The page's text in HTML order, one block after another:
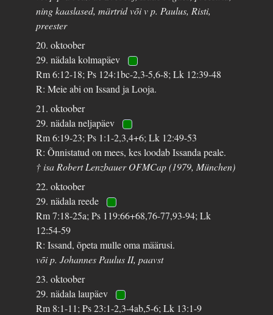
ning kaaslased, märtrid või v p. Paulus, Risti,
preester
20. oktoober
29. nädala kolmapäev
Rm 6:12-18; Ps 124:1bc-2,3-5,6-8; Lk 12:39-48
R: Meie abi on Issand ja Looja.
21. oktoober
29. nädala neljapäev
Rm 6:19-23; Ps 1:1-2,3,4+6; Lk 12:49-53
R: Õnnistatud on mees, kes loodab Issanda peale.
† isa Robert Lenzbauer OFMCap (1979, München)
22. oktoober
29. nädala reede
Rm 7:18-25a; Ps 119:66+68,76-77,93-94; Lk
12:54-59
R: Issand, õpeta mulle oma määrusi.
või p. Johannes Paulus II, paavst
23. oktoober
29. nädala laupäev
Rm 8:1-11; Ps 23:1-2,3-4ab,5-6; Lk 13:1-9